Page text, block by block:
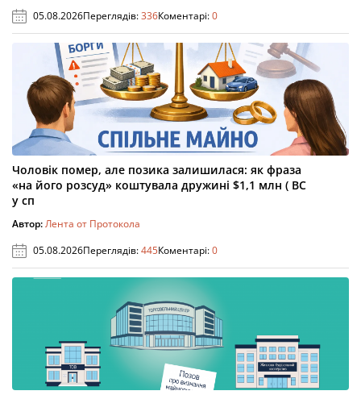
05.08.2026Переглядів:336Коментарі:0
Чоловік помер, але позика залишилася: як фраза
«на його розсуд» коштувала дружині $1,1 млн ( ВС
у сп
Автор:Лента от Протокола
05.08.2026Переглядів:445Коментарі:0